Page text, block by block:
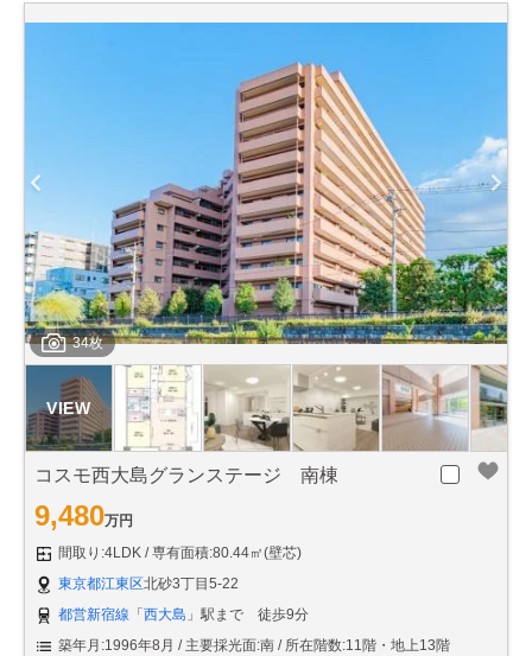
34枚
コスモ西大島グランステージ 南棟
9,480万円
間取り:4LDK
専有面積:80.44㎡(壁芯)
東京都江東区北砂3丁目5-22
都営新宿線 「 西大島 」駅まで 徒歩9分
築年月:1996年8月
主要採光面:南 所在階数:11階・地上13階